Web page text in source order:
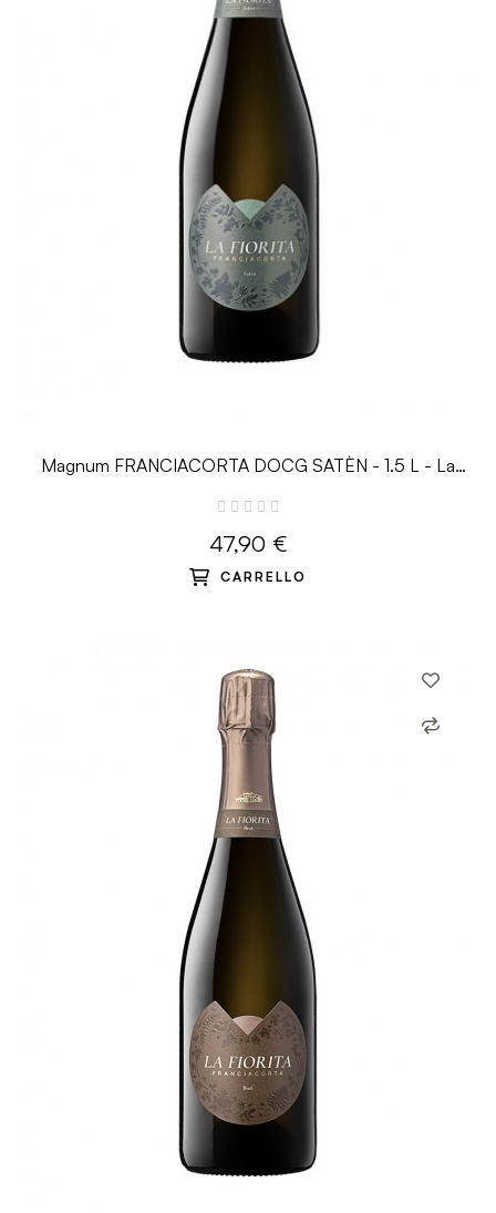
Magnum FRANCIACORTA DOCG SATÈN - 1.5 L - La
47,90 €
CARRELLO